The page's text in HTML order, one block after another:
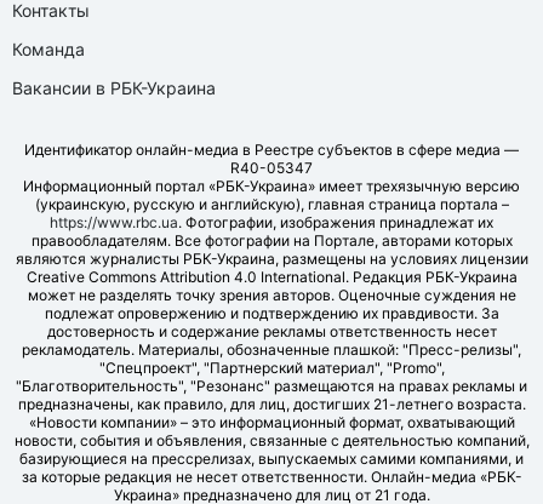
Контакты
Команда
Вакансии в РБК-Украина
Идентификатор онлайн-медиа в Реестре субъектов в сфере медиа —
R40-05347
Информационный портал «РБК-Украина» имеет трехязычную версию
(украинскую, русскую и английскую), главная страница портала –
https://www.rbc.ua. Фотографии, изображения принадлежат их
правообладателям. Все фотографии на Портале, авторами которых
являются журналисты РБК-Украина, размещены на условиях лицензии
Creative Commons Attribution 4.0 International. Редакция РБК-Украина
может не разделять точку зрения авторов. Оценочные суждения не
подлежат опровержению и подтверждению их правдивости. За
достоверность и содержание рекламы ответственность несет
рекламодатель. Материалы, обозначенные плашкой: "Пресс-релизы",
"Спецпроект", "Партнерский материал", "Promo",
"Благотворительность", "Резонанс" размещаются на правах рекламы и
предназначены, как правило, для лиц, достигших 21-летнего возраста.
«Новости компании» – это информационный формат, охватывающий
новости, события и объявления, связанные с деятельностью компаний,
базирующиеся на прессрелизах, выпускаемых самими компаниями, и
за которые редакция не несет ответственности. Онлайн-медиа «РБК-
Украина» предназначено для лиц от 21 года.